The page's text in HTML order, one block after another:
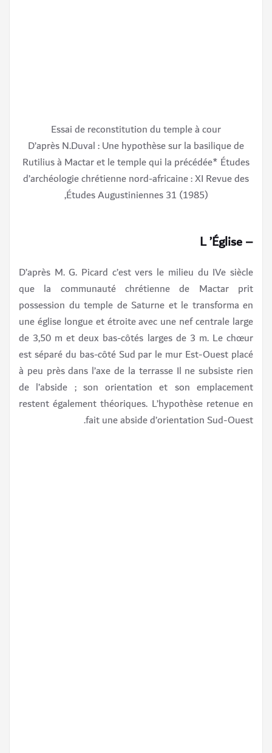
Essai de reconstitution du temple à cour
D’après N.Duval : Une hypothèse sur la basilique de
Rutilius à Mactar et le temple qui la précédée* Études
d’archéologie chrétienne nord-africaine : XI Revue des
Études Augustiniennes 31 (1985),
– L ’Église
D’après M. G. Picard c’est vers le milieu du IVe siècle
que la communauté chrétienne de Mactar prit
possession du temple de Saturne et le transforma en
une église longue et étroite avec une nef centrale large
de 3,50 m et deux bas-côtés larges de 3 m. Le chœur
est séparé du bas-côté Sud par le mur Est-Ouest placé
à peu près dans l’axe de la terrasse Il ne subsiste rien
de l’abside ; son orientation et son emplacement
restent également théoriques. L’hypothèse retenue en
fait une abside d’orientation Sud-Ouest.